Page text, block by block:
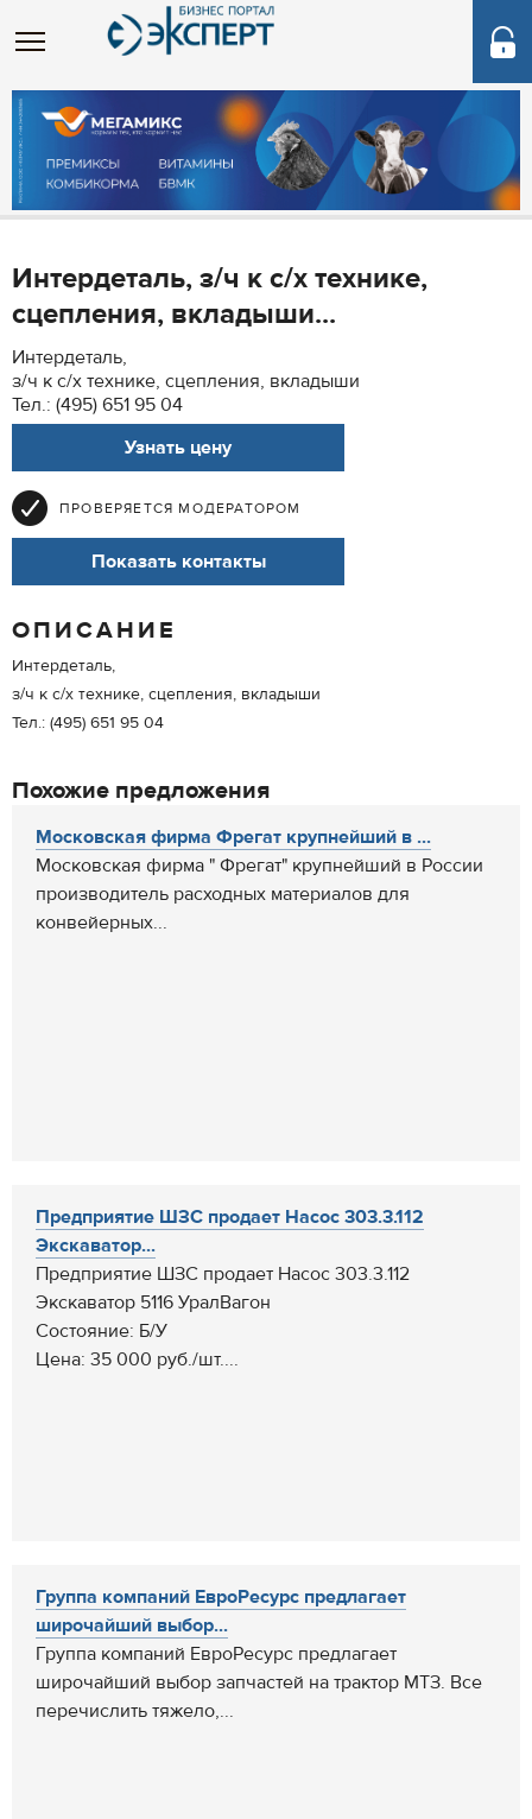
Интердеталь, з/ч к с/х технике,
сцепления, вкладыши...
Интердеталь,
з/ч к с/х технике, сцепления, вкладыши
Тел.: (495) 651 95 04
Узнать цену
ПРОВЕРЯЕТСЯ МОДЕРАТОРОМ
Показать контакты
ОПИСАНИЕ
Интердеталь,
з/ч к с/х технике, сцепления, вкладыши
Тел.: (495) 651 95 04
Похожие предложения
Московская фирма Фрегат крупнейший в ...
Московская фирма " Фрегат" крупнейший в России
производитель расходных материалов для
конвейерных...
Предприятие ШЗС продает Насос 303.3.112
Экскаватор...
Предприятие ШЗС продает Насос 303.3.112
Экскаватор 5116 УралВагон
Состояние: Б/У
Цена: 35 000 руб./шт....
Группа компаний ЕвроРесурс предлагает
широчайший выбор...
Группа компаний ЕвроРесурс предлагает
широчайший выбор запчастей на трактор МТЗ. Все
перечислить тяжело,...